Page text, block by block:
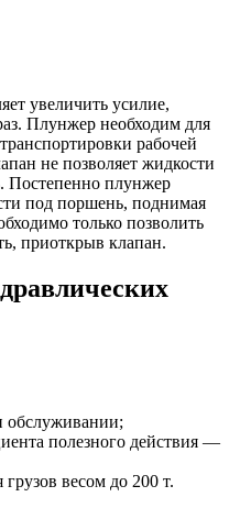
увеличить усилие,
Плунжер необходим для
рабочей
не позволяет жидкости
Постепенно плунжер
под поршень, поднимая
только позволить
приоткрыв клапан.
обслуживании;
полезного действия —
весом до 200 т.